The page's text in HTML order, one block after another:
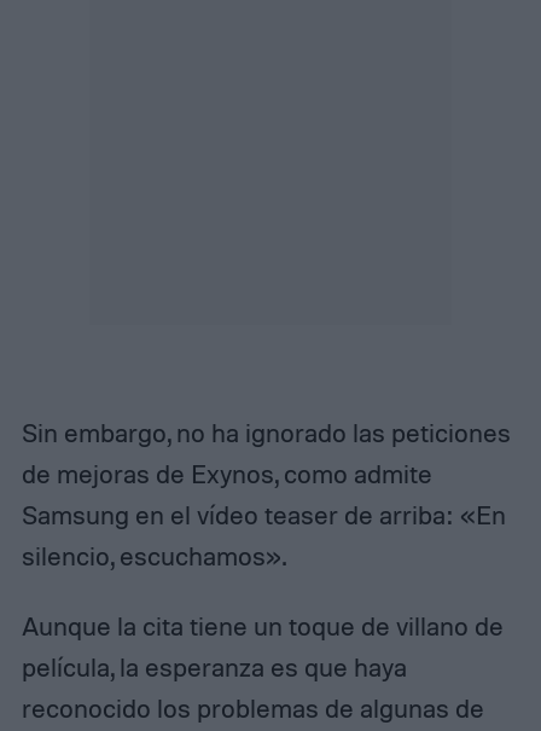
Sin embargo, no ha ignorado las peticiones
de mejoras de Exynos, como admite
Samsung en el vídeo teaser de arriba: «En
silencio, escuchamos».
Aunque la cita tiene un toque de villano de
película, la esperanza es que haya
reconocido los problemas de algunas de